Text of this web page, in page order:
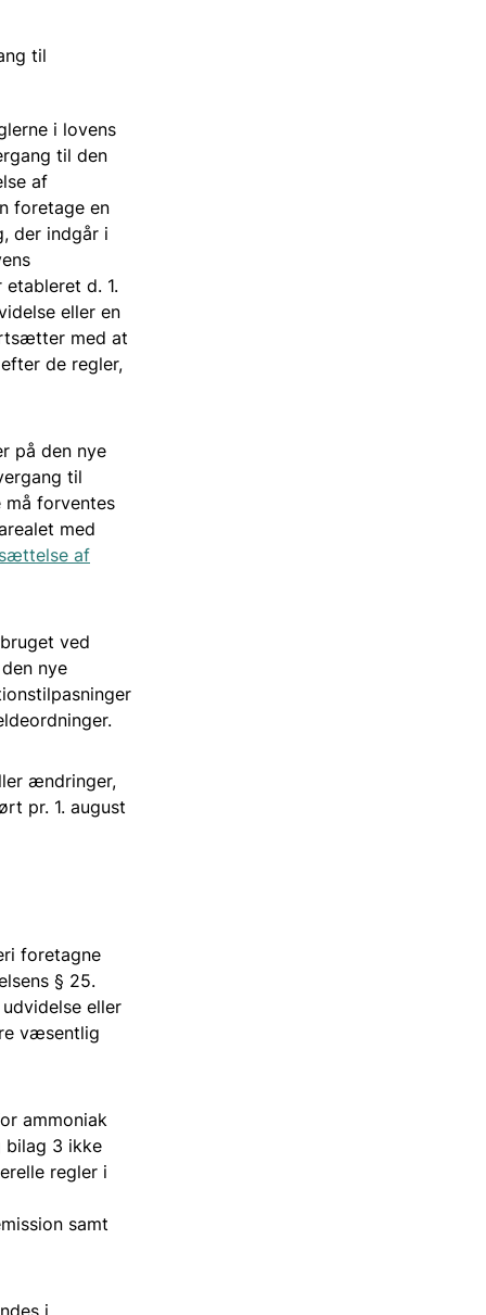
til
i lovens
til den
af
foretage en
der indgår i
d. 1.
eller en
med at
de regler,
på den nye
til
forventes
med
af
ved
nye
ændringer,
pr. 1. august
foretagne
§ 25.
eller
væsentlig
ammoniak
bilag 3 ikke
regler i
samt
i